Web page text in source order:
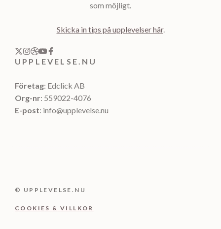
som möjligt.
Skicka in tips på upplevelser här.
UPPLEVELSE.NU
Företag: Edclick AB
Org-nr: 559022-4076
E-post: info@upplevelse.nu
© UPPLEVELSE.NU
COOKIES & VILLKOR